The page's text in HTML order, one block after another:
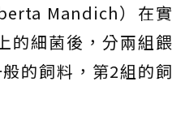
Mandich）在實
的細菌後，分兩組餵
的飼料，第2組的飼